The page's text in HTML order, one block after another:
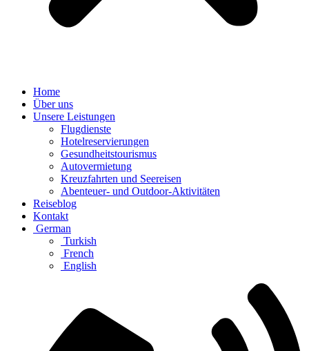
Home
Über uns
Unsere Leistungen
Flugdienste
Hotelreservierungen
Gesundheitstourismus
Autovermietung
Kreuzfahrten und Seereisen
Abenteuer- und Outdoor-Aktivitäten
Reiseblog
Kontakt
German
Turkish
French
English